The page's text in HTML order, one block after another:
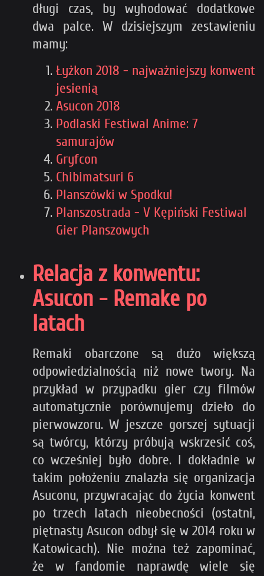
długi czas, by wyhodować dodatkowe
dwa palce. W dzisiejszym zestawieniu
mamy:
Łyżkon 2018 - najważniejszy konwent
jesienią
Asucon 2018
Podlaski Festiwal Anime: 7
samurajów
Gryfcon
Chibimatsuri 6
Planszówki w Spodku!
Planszostrada - V Kępiński Festiwal
Gier Planszowych
Relacja z konwentu:
Asucon - Remake po
latach
Remaki obarczone są dużo większą
odpowiedzialnością niż nowe twory. Na
przykład w przypadku gier czy filmów
automatycznie porównujemy dzieło do
pierwowzoru. W jeszcze gorszej sytuacji
są twórcy, którzy próbują wskrzesić coś,
co wcześniej było dobre. I dokładnie w
takim położeniu znalazła się organizacja
Asuconu, przywracając do życia konwent
po trzech latach nieobecności (ostatni,
piętnasty Asucon odbył się w 2014 roku w
Katowicach). Nie można też zapominać,
że w fandomie naprawdę wiele się